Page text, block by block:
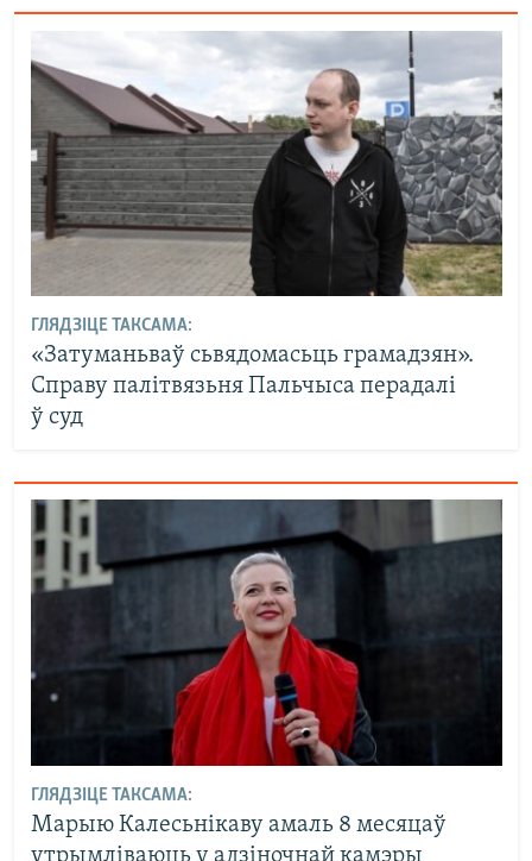
ГЛЯДЗІЦЕ ТАКСАМА:
«Затуманьваў сьвядомасьць грамадзян».
Справу палітвязьня Пальчыса перадалі
ў суд
ГЛЯДЗІЦЕ ТАКСАМА:
Марыю Калесьнікаву амаль 8 месяцаў
утрымліваюць у адзіночнай камэры